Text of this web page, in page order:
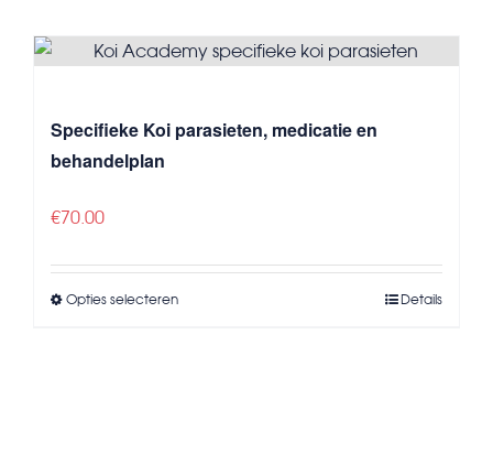
Specifieke Koi parasieten, medicatie en
behandelplan
€70.00
Opties selecterenDit
Details